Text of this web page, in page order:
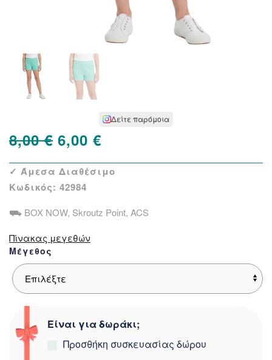
Δείτε παρόμοια
8,00€ Original
price
was:
6,00 €
τρέχουσα
τιμή
6,00 €.
✓ Άμεσα Διαθέσιμο
Κωδικός: 42984
⛟ BOX NOW, Skroutz Point, ACS
Πίνακας μεγεθών
Μέγεθος
Είναι για δωράκι;
Προσθήκη συσκευασίας δώρου